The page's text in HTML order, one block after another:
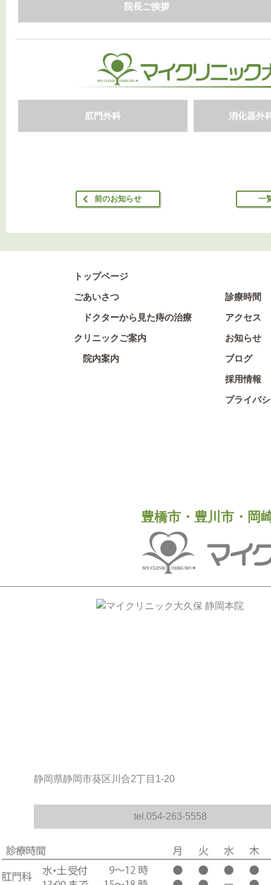
院長ご挨拶
肛門外科 消化器外
前のお知らせ 一
トップページ
ごあいさつ
ドクターから見た痔の治療
クリニックご案内
院内案内
診療時間
アクセス
お知らせ
ブログ
採用情報
プライバ
豊橋市・豊川市・岡
静岡県静岡市葵区川合2丁目1-20
tel.054-263-5558